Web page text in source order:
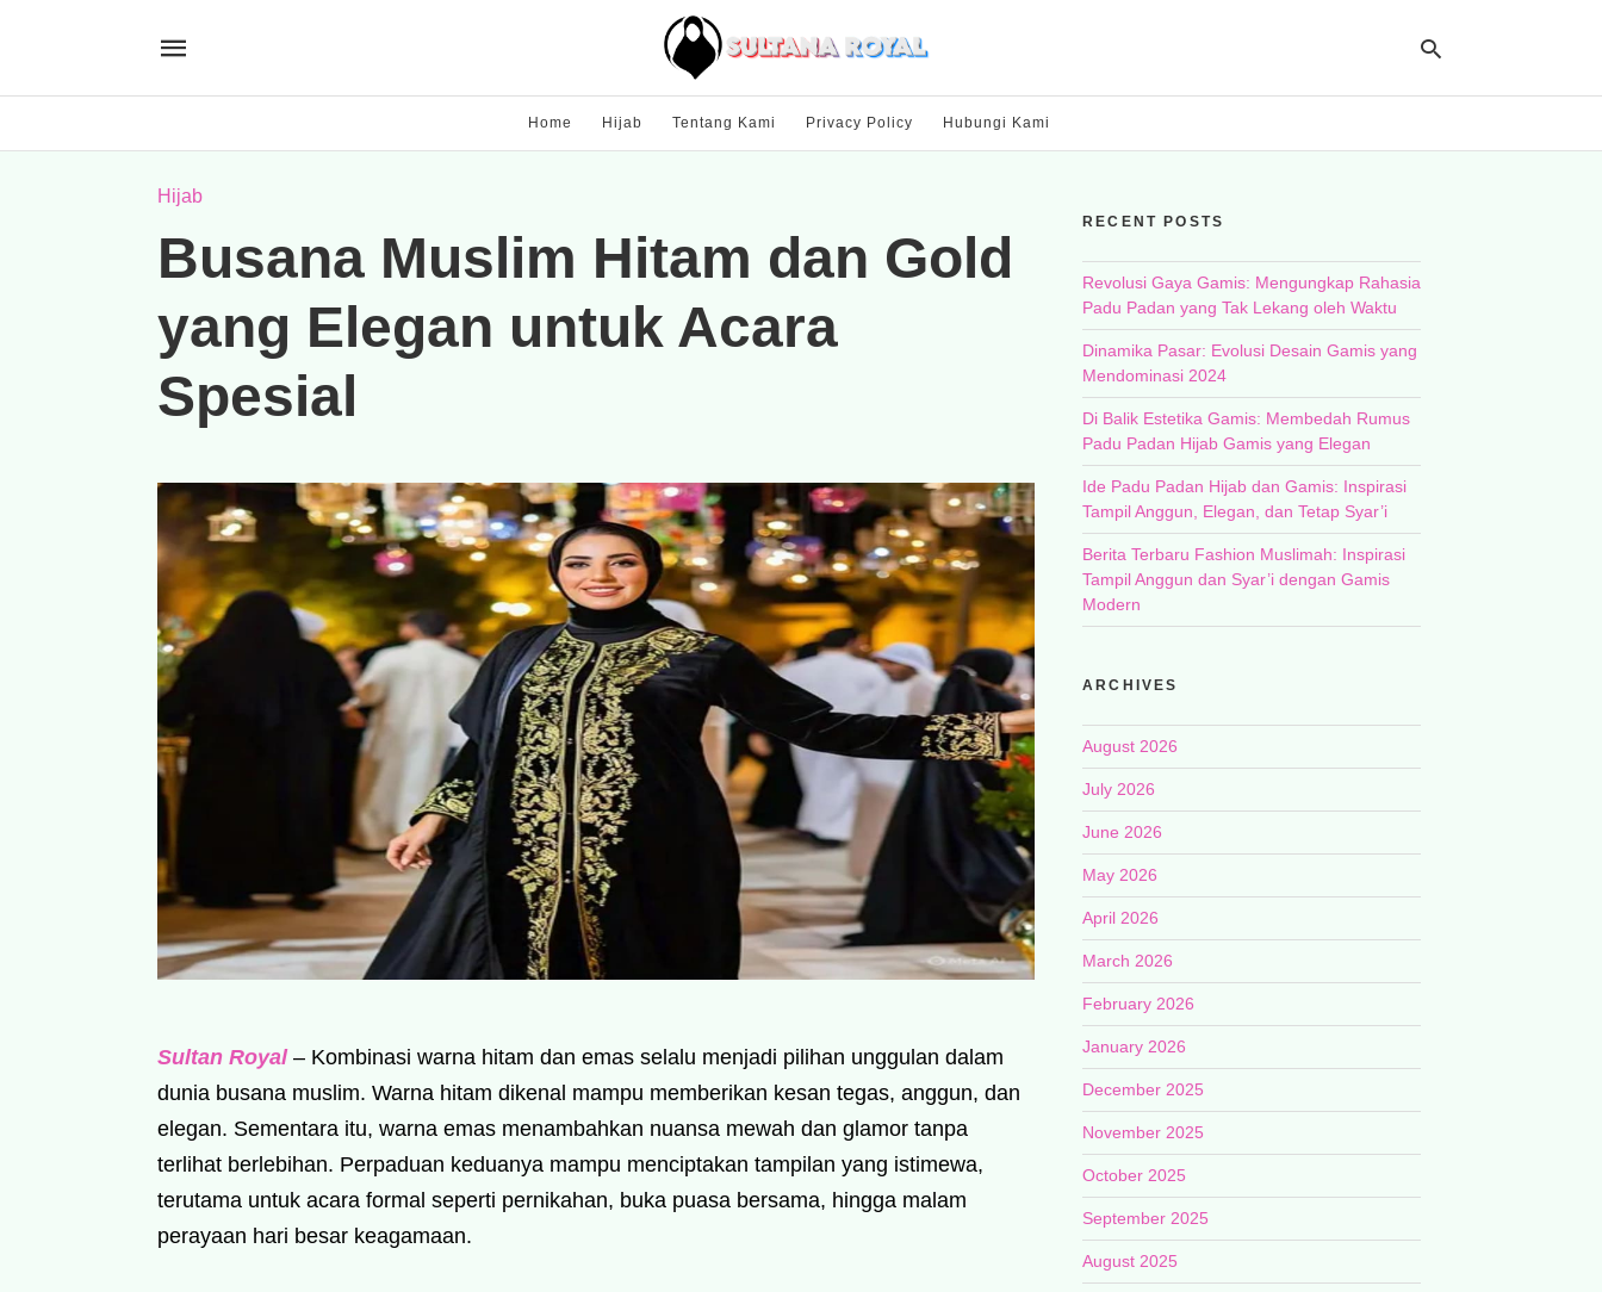
Home Hijab Tentang Kami Privacy Policy Hubungi Kami
Hijab
Busana Muslim Hitam dan Gold
yang Elegan untuk Acara
Spesial
Sultan Royal– Kombinasi warna hitam dan emas selalu menjadi pilihan unggulan dalam
dunia busana muslim. Warna hitam dikenal mampu memberikan kesan tegas, anggun, dan
elegan. Sementara itu, warna emas menambahkan nuansa mewah dan glamor tanpa
terlihat berlebihan. Perpaduan keduanya mampu menciptakan tampilan yang istimewa,
terutama untuk acara formal seperti pernikahan, buka puasa bersama, hingga malam
perayaan hari besar keagamaan.
RECENT POSTS
Revolusi Gaya Gamis: Mengungkap Rahasia
Padu Padan yang Tak Lekang oleh Waktu
Dinamika Pasar: Evolusi Desain Gamis yang
Mendominasi 2024
Di Balik Estetika Gamis: Membedah Rumus
Padu Padan Hijab Gamis yang Elegan
Ide Padu Padan Hijab dan Gamis: Inspirasi
Tampil Anggun, Elegan, dan Tetap Syar’i
Berita Terbaru Fashion Muslimah: Inspirasi
Tampil Anggun dan Syar’i dengan Gamis
Modern
ARCHIVES
August 2026
July 2026
June 2026
May 2026
April 2026
March 2026
February 2026
January 2026
December 2025
November 2025
October 2025
September 2025
August 2025